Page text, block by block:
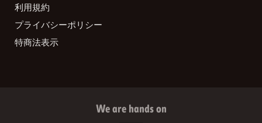
利用規約
プライバシーポリシー
特商法表示
We are hands on